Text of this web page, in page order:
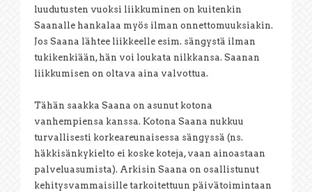
luudutusten vuoksi liikkuminen on kuitenkin
Saanalle hankalaa myös ilman onnettomuuksiakin.
Jos Saana lähtee liikkeelle esim. sängystä ilman
tukikenkiään, hän voi loukata nilkkansa. Saanan
liikkumisen on oltava aina valvottua.
Tähän saakka Saana on asunut kotona
vanhempiensa kanssa. Kotona Saana nukkuu
turvallisesti korkeareunaisessa sängyssä (ns.
häkkisänkykielto ei koske koteja, vaan ainoastaan
palveluasumista). Arkisin Saana on osallistunut
kehitysvammaisille tarkoitettuun päivätoimintaan